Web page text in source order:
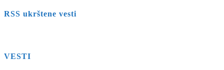
RSS ukrštene vesti
VESTI